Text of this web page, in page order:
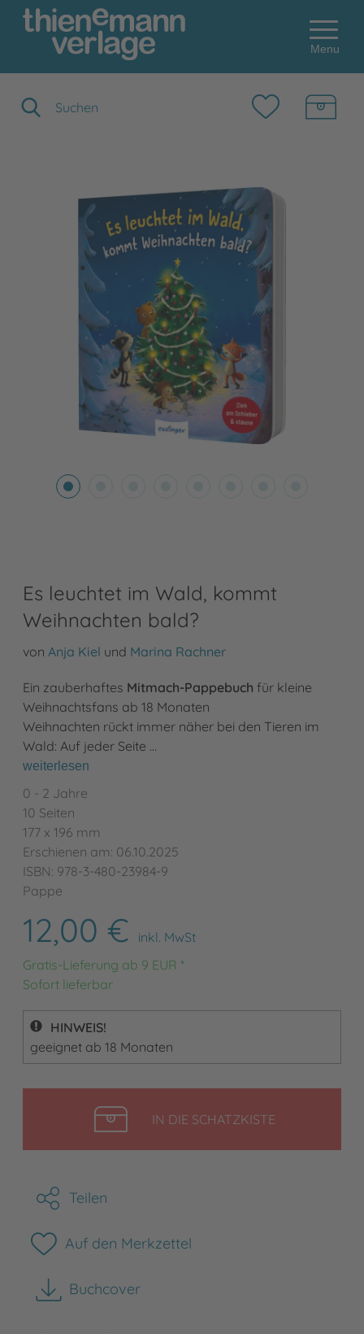
Menu
Es leuchtet im Wald, kommt
Weihnachten bald?
von Anja Kiel und Marina Rachner
Ein zauberhaftes Mitmach-Pappebuch für kleine
Weihnachtsfans ab 18 Monaten
Weihnachten rückt immer näher bei den Tieren im
Wald: Auf jeder Seite …
weiterlesen
0 - 2 Jahre
10 Seiten
177 x 196 mm
Erschienen am: 06.10.2025
ISBN: 978-3-480-23984-9
Pappe
12,00 €
inkl. MwSt
Gratis-Lieferung ab 9 EUR *
Sofort lieferbar
HINWEIS!
geeignet ab 18 Monaten
IN DIE SCHATZKISTELEGEN
Teilen
Auf den Merkzettel
Buchcover
herunterladen